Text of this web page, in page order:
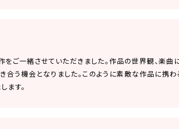
をご一緒させていただきました。作品の世界観、楽
う機会となりました。このように素敵な作品に携わ
ます。